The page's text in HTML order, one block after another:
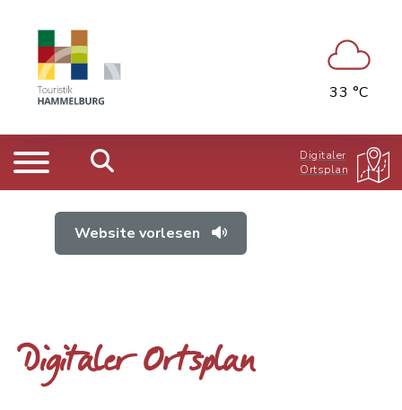
33 °C
Digitaler
Ortsplan
Website vorlesen
Digitaler Ortsplan